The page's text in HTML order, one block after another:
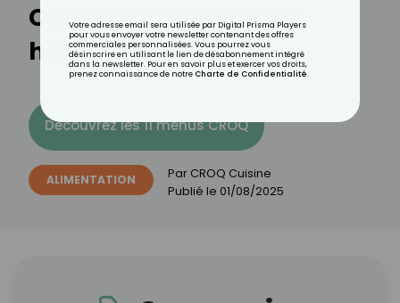
Comment cuisiner les
haricots verts ?
Découvrez les 11 menus CROQ
ALIMENTATION Par CROQ Cuisine
Publié le 01/08/2025
Votre adresse email sera utilisée par Digital Prisma Players
pour vous envoyer votre newsletter contenant des offres
commerciales personnalisées. Vous pourrez vous
désinscrire en utilisant le lien de désabonnement intégré
dans la newsletter. Pour en savoir plus et exercer vos droits,
prenez connaissance de notre Charte de Confidentialité.